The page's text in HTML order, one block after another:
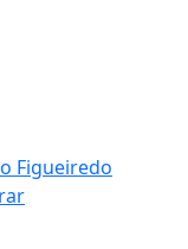
Figueiredo